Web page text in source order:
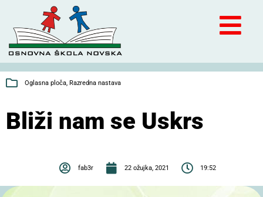
Oglasna ploča, Razredna nastava
Bliži nam se Uskrs
fab3r 22 ožujka, 2021 19:52